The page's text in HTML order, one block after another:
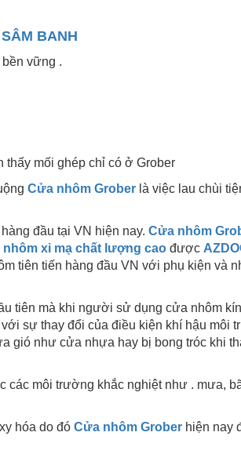
BANH
bền vững .
thấy mối ghép chỉ có ở Grober
Cửa nhôm Grober là việc lau chùi
hàng đầu tại VN hiện nay. Cửa nhôm
xi mạ chất lượng cao được
tiên tiến hàng đầu VN với phụ kiện và
tiên mà khi người sử dụng cửa nhôm
sự thay đổi của điều kiện khí hậu môi
gió như cửa nhựa hay bị bong tróc khi
môi trường khắc nghiệt như . mưa,
hóa do đó Cửa nhôm Grober hiện nay